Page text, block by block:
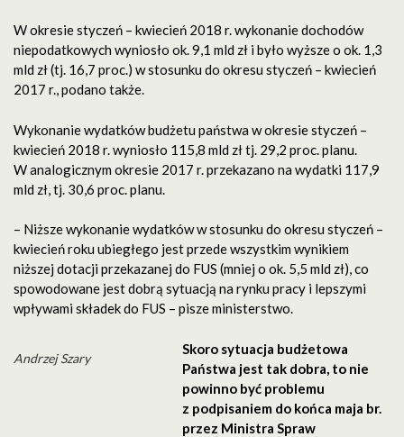
W okresie styczeń – kwiecień 2018 r. wykonanie dochodów
niepodatkowych wyniosło ok. 9,1 mld zł i było wyższe o ok. 1,3
mld zł (tj. 16,7 proc.) w stosunku do okresu styczeń – kwiecień
2017 r., podano także.
Wykonanie wydatków budżetu państwa w okresie styczeń –
kwiecień 2018 r. wyniosło 115,8 mld zł tj. 29,2 proc. planu.
W analogicznym okresie 2017 r. przekazano na wydatki 117,9
mld zł, tj. 30,6 proc. planu.
– Niższe wykonanie wydatków w stosunku do okresu styczeń –
kwiecień roku ubiegłego jest przede wszystkim wynikiem
niższej dotacji przekazanej do FUS (mniej o ok. 5,5 mld zł), co
spowodowane jest dobrą sytuacją na rynku pracy i lepszymi
wpływami składek do FUS – pisze ministerstwo.
Andrzej Szary
Skoro sytuacja budżetowa
Państwa jest tak dobra, to nie
powinno być problemu
z podpisaniem do końca maja br.
przez Ministra Spraw